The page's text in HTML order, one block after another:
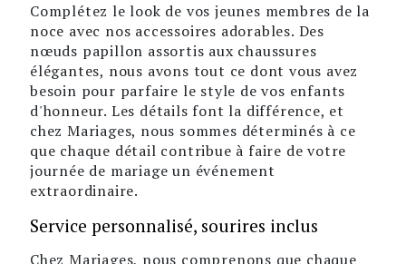
Complétez le look de vos jeunes membres de la
noce avec nos accessoires adorables. Des
nœuds papillon assortis aux chaussures
élégantes, nous avons tout ce dont vous avez
besoin pour parfaire le style de vos enfants
d'honneur. Les détails font la différence, et
chez Mariages, nous sommes déterminés à ce
que chaque détail contribue à faire de votre
journée de mariage un événement
extraordinaire.
Service personnalisé, sourires inclus
Chez Mariages, nous comprenons que chaque